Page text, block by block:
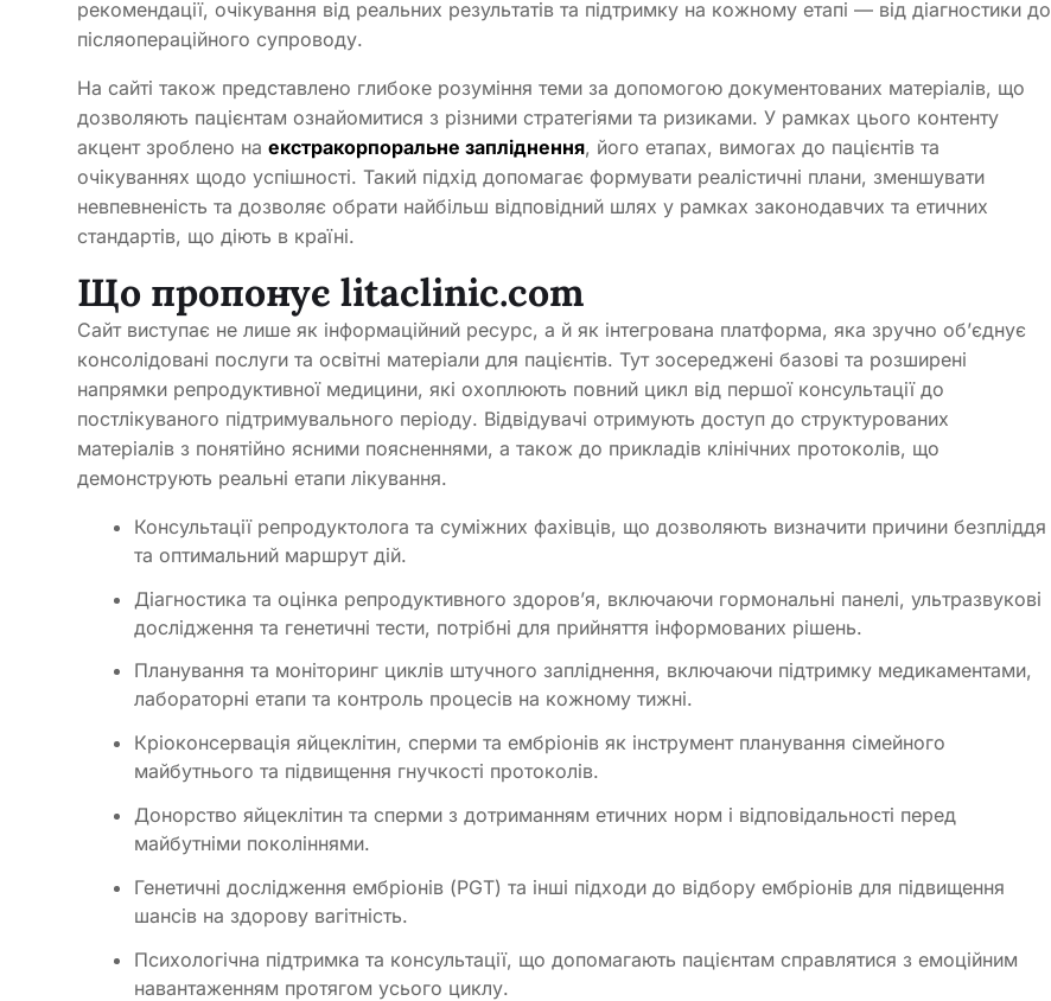
рекомендації, очікування від реальних результатів та підтримку на кожному етапі — від діагностики до
післяопераційного супроводу.
На сайті також представлено глибоке розуміння теми за допомогою документованих матеріалів, що
дозволяють пацієнтам ознайомитися з різними стратегіями та ризиками. У рамках цього контенту
акцент зроблено на екстракорпоральне запліднення, його етапах, вимогах до пацієнтів та
очікуваннях щодо успішності. Такий підхід допомагає формувати реалістичні плани, зменшувати
невпевненість та дозволяє обрати найбільш відповідний шлях у рамках законодавчих та етичних
стандартів, що діють в країні.
Що пропонує litaclinic.com
Сайт виступає не лише як інформаційний ресурс, а й як інтегрована платформа, яка зручно об’єднує
консолідовані послуги та освітні матеріали для пацієнтів. Тут зосереджені базові та розширені
напрямки репродуктивної медицини, які охоплюють повний цикл від першої консультації до
постлікуваного підтримувального періоду. Відвідувачі отримують доступ до структурованих
матеріалів з понятійно ясними поясненнями, а також до прикладів клінічних протоколів, що
демонструють реальні етапи лікування.
Консультації репродуктолога та суміжних фахівців, що дозволяють визначити причини безпліддя
та оптимальний маршрут дій.
Діагностика та оцінка репродуктивного здоров’я, включаючи гормональні панелі, ультразвукові
дослідження та генетичні тести, потрібні для прийняття інформованих рішень.
Планування та моніторинг циклів штучного запліднення, включаючи підтримку медикаментами,
лабораторні етапи та контроль процесів на кожному тижні.
Кріоконсервація яйцеклітин, сперми та ембріонів як інструмент планування сімейного
майбутнього та підвищення гнучкості протоколів.
Донорство яйцеклітин та сперми з дотриманням етичних норм і відповідальності перед
майбутніми поколіннями.
Генетичні дослідження ембріонів (PGT) та інші підходи до відбору ембріонів для підвищення
шансів на здорову вагітність.
Психологічна підтримка та консультації, що допомагають пацієнтам справлятися з емоційним
навантаженням протягом усього циклу.